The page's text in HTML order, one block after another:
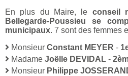
En plus du Maire, le conseil
Bellegarde-Poussieu se
municipaux. 7 sont des femmes
Monsieur Constant MEYER -
Madame Joëlle DEVIDAL -
Monsieur Philippe